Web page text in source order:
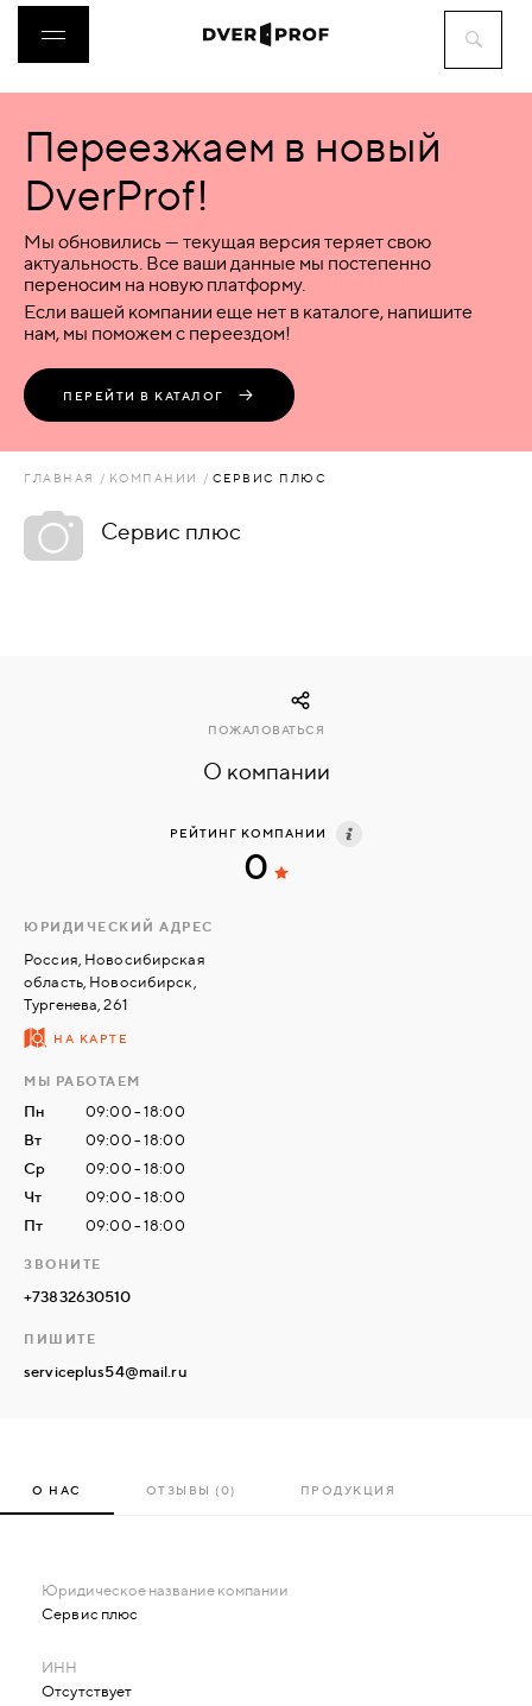
ДВЕРИ
ФУРНИТУРА
ВОРОТА
ПЕРЕГОРОДКИ
АКСЕССУАРЫ
ЗАВКИ
ИНТЕРЕСНЫЕ
НАМИ
Переезжаем в новый
DverProf!
Мы обновились — текущая версия теряет свою
актуальность. Все ваши данные мы постепенно
переносим на новую платформу.
Если вашей компании еще нет в каталоге, напишите
нам, мы поможем с переездом!
ПЕРЕЙТИ В КАТАЛОГ
ГЛАВНАЯ КОМПАНИИ СЕРВИС ПЛЮС
Сервис плюс
О компании
ПОЖАЛОВАТЬСЯ
РЕЙТИНГ КОМПАНИИ
0
ЮРИДИЧЕСКИЙ АДРЕС
Россия, Новосибирская
область, Новосибирск,
Тургенева, 261
НА КАРТЕ
МЫ РАБОТАЕМ
Пн
09:00 - 18:00
Вт
09:00 - 18:00
Ср
09:00 - 18:00
Чт
09:00 - 18:00
Пт
09:00 - 18:00
ЗВОНИТЕ
+73832630510
ПИШИТЕ
serviceplus54@mail.ru
О НАС ОТЗЫВЫ (0) ПРОДУКЦИЯ
Сервис плюс
Отсутствует